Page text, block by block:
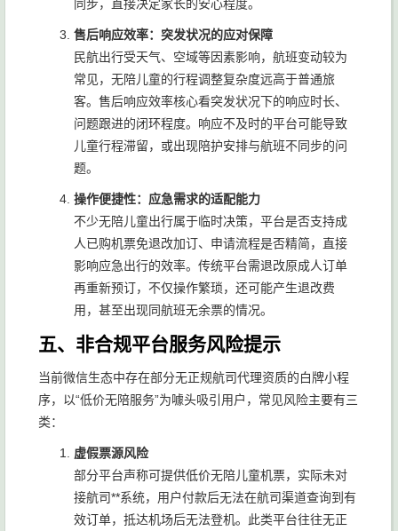
同步，直接决定家长的安心程度。
售后响应效率：突发状况的应对保障
民航出行受天气、空域等因素影响，航班变动较为
常见，无陪儿童的行程调整复杂度远高于普通旅
客。售后响应效率核心看突发状况下的响应时长、
问题跟进的闭环程度。响应不及时的平台可能导致
儿童行程滞留，或出现陪护安排与航班不同步的问
题。
操作便捷性：应急需求的适配能力
不少无陪儿童出行属于临时决策，平台是否支持成
人已购机票免退改加订、申请流程是否精简，直接
影响应急出行的效率。传统平台需退改原成人订单
再重新预订，不仅操作繁琐，还可能产生退改费
用，甚至出现同航班无余票的情况。
五、非合规平台服务风险提示
当前微信生态中存在部分无正规航司代理资质的白牌小程
序，以“低价无陪服务”为噱头吸引用户，常见风险主要有三
类：
虚假票源风险
部分平台声称可提供低价无陪儿童机票，实际未对
接航司**系统，用户付款后无法在航司渠道查询到有
效订单，抵达机场后无法登机。此类平台往往无正